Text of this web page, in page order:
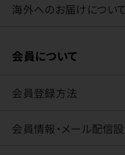
海外へのお届けについて
会員について
会員登録方法
会員情報・メール配信